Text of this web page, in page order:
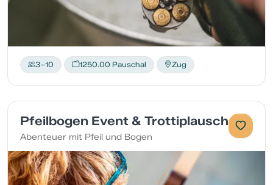
3–10 1250.00 Pauschal Zug
Pfeilbogen Event & Trottiplausch
Abenteuer mit Pfeil und Bogen